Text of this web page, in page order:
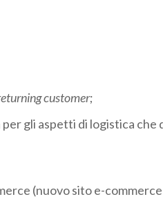
customer;
gli aspetti di logistica che
(nuovo sito e-